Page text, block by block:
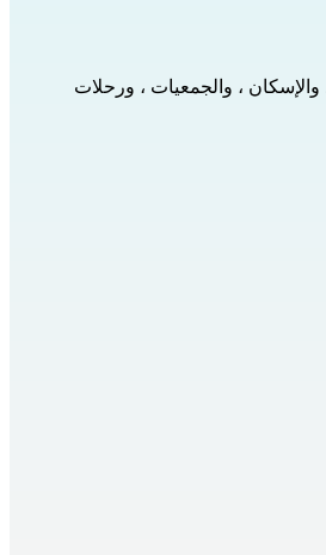
والإسكان ، والجمعيات ، ورحلات